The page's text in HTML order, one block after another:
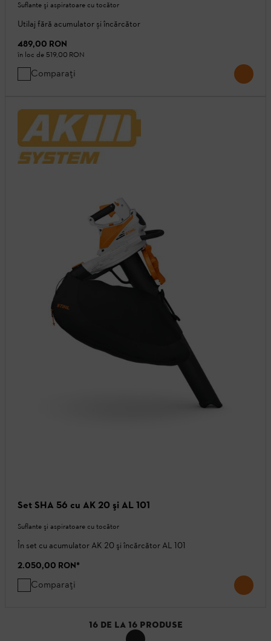
Suflante şi aspiratoare cu tocător
Utilaj fără acumulator și încărcător
489,00 RON
în loc de 519,00 RON
Comparați
Set SHA 56 cu AK 20 şi AL 101
Suflante şi aspiratoare cu tocător
În set cu acumulator AK 20 şi încărcător AL 101
2.050,00 RON*
Comparați
16 DE LA 16 PRODUSE